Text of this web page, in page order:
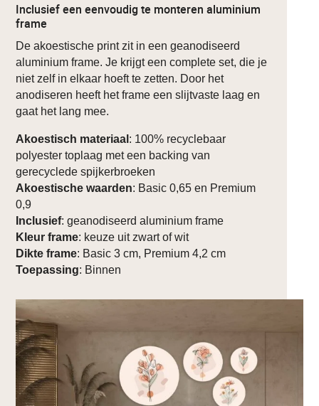
Inclusief een eenvoudig te monteren aluminium
frame
De akoestische print zit in een geanodiseerd
aluminium frame. Je krijgt een complete set, die je
niet zelf in elkaar hoeft te zetten. Door het
anodiseren heeft het frame een slijtvaste laag en
gaat het lang mee.
Akoestisch materiaal : 100% recyclebaar
polyester toplaag met een backing van
gerecyclede spijkerbroeken
Akoestische waarden: Basic 0,65 en Premium
0,9
Inclusief: geanodiseerd aluminium frame
Kleur frame: keuze uit zwart of wit
Dikte frame: Basic 3 cm, Premium 4,2 cm
Toepassing: Binnen